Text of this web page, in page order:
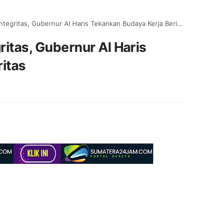
Gubernur Al Haris Tekankan Budaya Kerja Berintegritas
Gubernur Al Haris